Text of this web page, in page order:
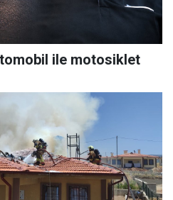
ile motosiklet